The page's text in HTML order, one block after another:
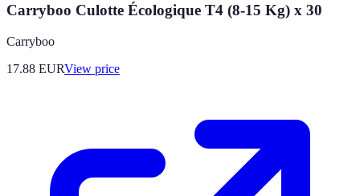
Carryboo Culotte Écologique T4 (8-15 Kg) x 30
Carryboo
17.88 EURView price